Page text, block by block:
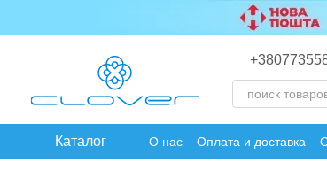
Каталог О нас Оплата и доставка